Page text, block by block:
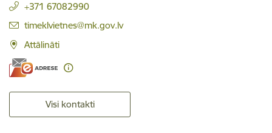
+371 67082990
E-pasts:
timeklvietnes@mk.gov.lv
Attālināti
Visi kontakti